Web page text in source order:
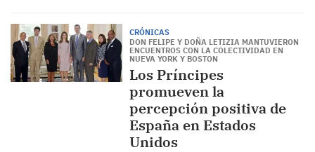
CRÓNICAS
DON FELIPE Y DOÑA LETIZIA MANTUVIERON
ENCUENTROS CON LA COLECTIVIDAD EN
NUEVA YORK Y BOSTON
Los Príncipes
promueven la
percepción positiva de
España en Estados
Unidos